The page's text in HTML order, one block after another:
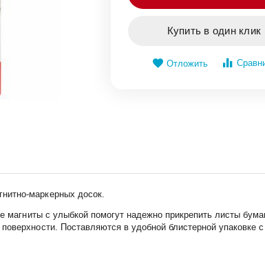
Купить в один клик
Отложить
маркерных досок.
с улыбкой помогут надежно прикрепить листы
Поставляются в удобной блистерной упаковке